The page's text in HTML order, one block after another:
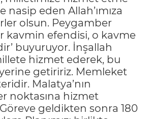
nasip eden Allah’ımıza
olsun. Peygamber
kavmin efendisi, o kavme
buyuruyor. İnşallah
hizmet ederek, bu
getiririz. Memleket
Malatya’nın
noktasına hizmet
geldikten sonra 180